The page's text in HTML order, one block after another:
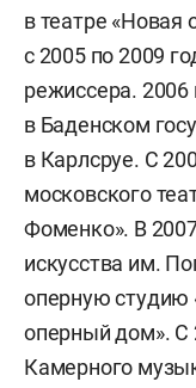
в театре «Новая
с 2005 по 2009
режиссера.
в Баденском
в Карлсруе. С
московского
Фоменко». В
искусства им.
оперную
оперный дом». С
Камерного